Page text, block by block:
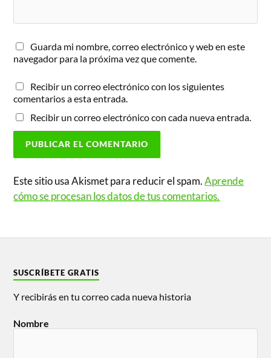
Guarda mi nombre, correo electrónico y web en este
navegador para la próxima vez que comente.
Recibir un correo electrónico con los siguientes
comentarios a esta entrada.
Recibir un correo electrónico con cada nueva entrada.
Este sitio usa Akismet para reducir el spam.Aprende
cómo se procesan los datos de tus comentarios.
SUSCRÍBETE GRATIS
Y recibirás en tu correo cada nueva historia
Nombre